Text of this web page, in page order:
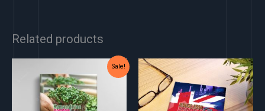
Related products
Sale!
price
was:
Rp45.000.
price
is:
Rp40.000.